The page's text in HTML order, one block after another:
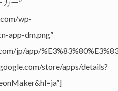
カー”
wp-
app-dm.png”
jp/app/
store/apps/details?